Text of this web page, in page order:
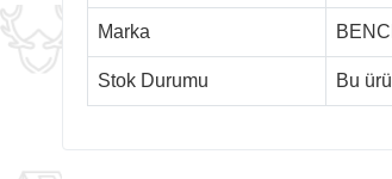
Marka
Stok Durumu Bu